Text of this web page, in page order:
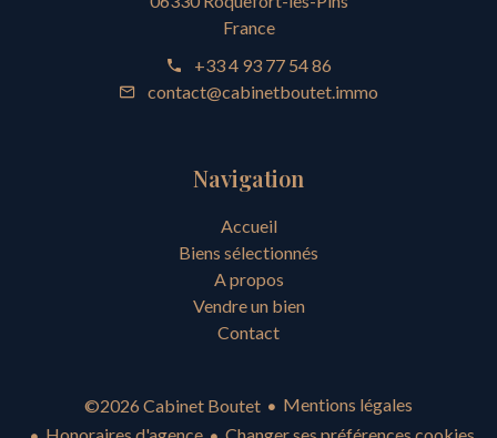
France
+33 4 93 77 54 86
contact@cabinetboutet.immo
Navigation
Accueil
Biens sélectionnés
A propos
Vendre un bien
Contact
©2026 Cabinet Boutet
Mentions légales